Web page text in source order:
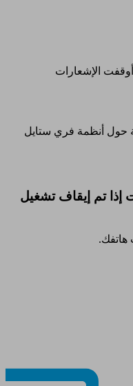
الإشعارات
حول أنظمة فري ستايل
إذا تم إيقاف تشغيل
هاتفك.